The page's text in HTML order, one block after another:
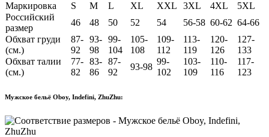
Маркировка S M L XL XXL 3XL 4XL
5XL
Российский
размер
46 48 50 52 54 56-58 60-62 64-66
Обхват груди
(см.)
87-
92
93-
98
99-
104
105-
108
109-
112
113-
119
120-
126
127-
133
Обхват талии
(см.)
77-
82
83-
86
87-
92
93-98
99-
102
103-
109
110-
116
117-
123
Мужское бельё Oboy, Indefini, ZhuZhu: